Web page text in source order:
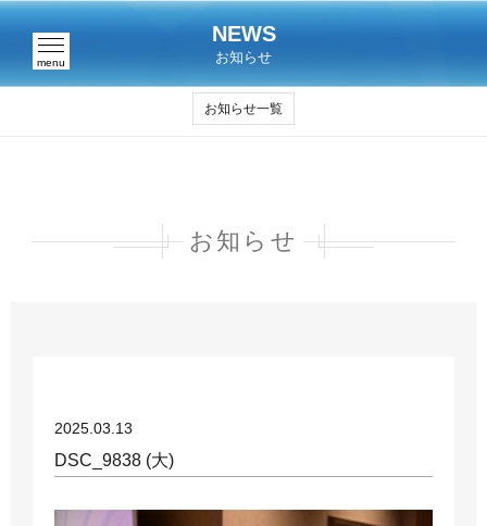
menu
NEWS
お知らせ
お知らせ一覧
お知らせ
2025.03.13
DSC_9838 (大)